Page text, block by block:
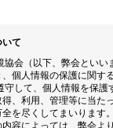
て
協会（以下、弊会といい
個人情報の保護に関す
守して、個人情報を保護
、利用、管理等に当た
を尽くしてまいります。
容によっては、弊会よ